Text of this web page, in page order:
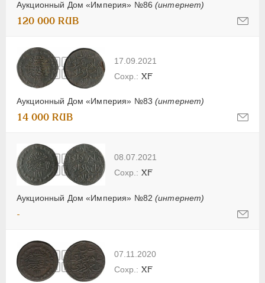
Аукционный Дом «Империя» №86(интернет)
120 000 RUB
17.09.2021
Аукционный Дом «Империя» №83(интернет)
XF
14 000 RUB
08.07.2021
Аукционный Дом «Империя» №82(интернет)
XF
-
07.11.2020
XF